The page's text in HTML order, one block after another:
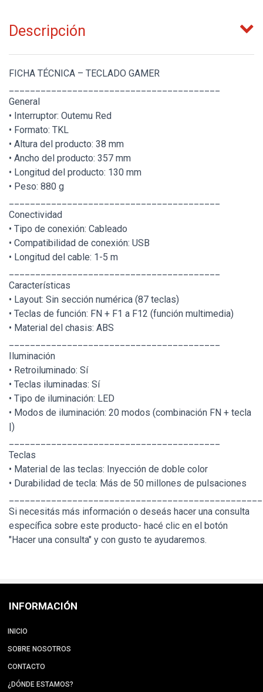
Descripción
FICHA TÉCNICA – TECLADO GAMER
General
• Interruptor: Outemu Red
• Formato: TKL
• Altura del producto: 38 mm
• Ancho del producto: 357 mm
• Longitud del producto: 130 mm
• Peso: 880 g
Conectividad
• Tipo de conexión: Cableado
• Compatibilidad de conexión: USB
• Longitud del cable: 1-5 m
Características
• Layout: Sin sección numérica (87 teclas)
• Teclas de función: FN + F1 a F12 (función multimedia)
• Material del chasis: ABS
Iluminación
• Retroiluminado: Sí
• Teclas iluminadas: Sí
• Tipo de iluminación: LED
• Modos de iluminación: 20 modos (combinación FN + tecla
|)
Teclas
• Material de las teclas: Inyección de doble color
• Durabilidad de tecla: Más de 50 millones de pulsaciones
Si necesitás más información o deseás hacer una consulta
específica sobre este producto- hacé clic en el botón
"Hacer una consulta" y con gusto te ayudaremos.
INFORMACIÓN
INICIO
SOBRE NOSOTROS
CONTACTO
¿DÓNDE ESTAMOS?